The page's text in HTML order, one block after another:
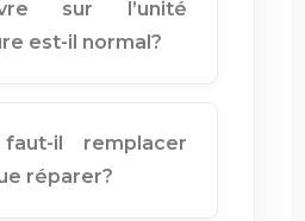
sur l’unité
est-il normal?
il remplacer
réparer?